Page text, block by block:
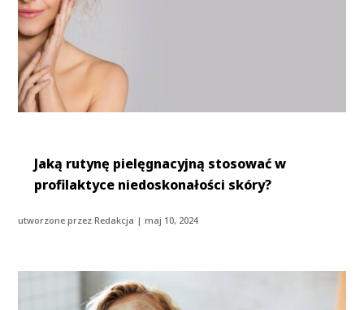
Jaką rutynę pielęgnacyjną stosować w
profilaktyce niedoskonałości skóry?
utworzone przezRedakcja |maj 10, 2024